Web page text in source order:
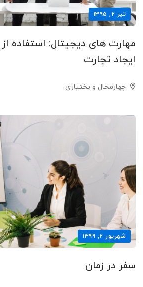
تیر ۲, ۱۳۹۵
مهارت های دیجیتال: استفاده از
ایجاد تجارت
چهارمحال و بختیاری
شهریور ۲, ۱۳۹۹
سفر در زمان